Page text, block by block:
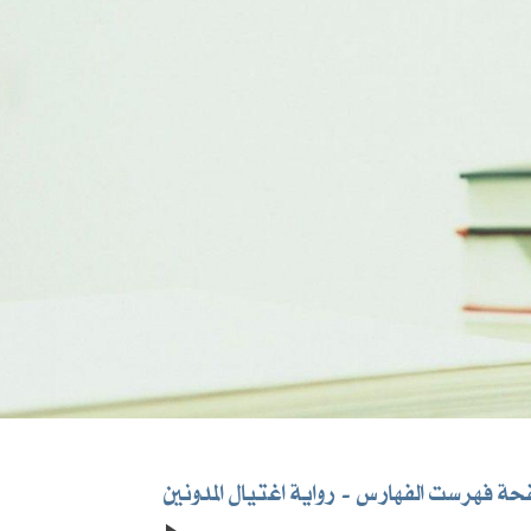
رواية اغتيال المدونين فهرست الفهارس